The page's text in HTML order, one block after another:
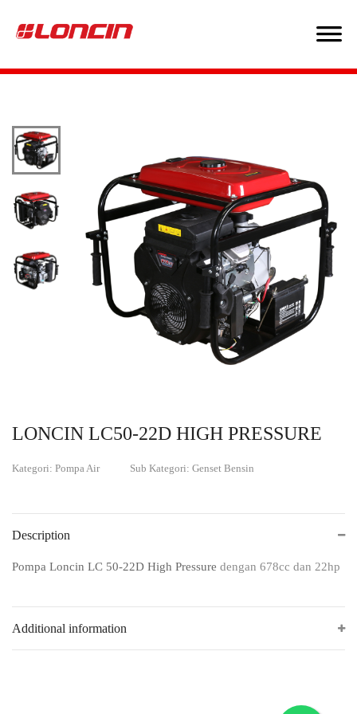
LONCIN LC50-22D HIGH PRESSURE
Kategori: Pompa Air Sub Kategori: Genset Bensin
Description
Pompa Loncin LC 50-22D High Pressure dengan 678cc dan 22hp
Additional information